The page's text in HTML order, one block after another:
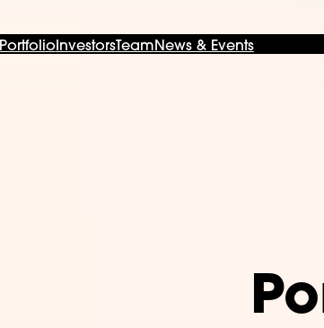
PortfolioInvestorsTeam News & Events